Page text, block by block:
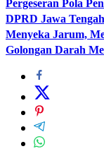
Pergeseran Pola
DPRD Jawa
Menyeka Jarum,
Golongan Darah